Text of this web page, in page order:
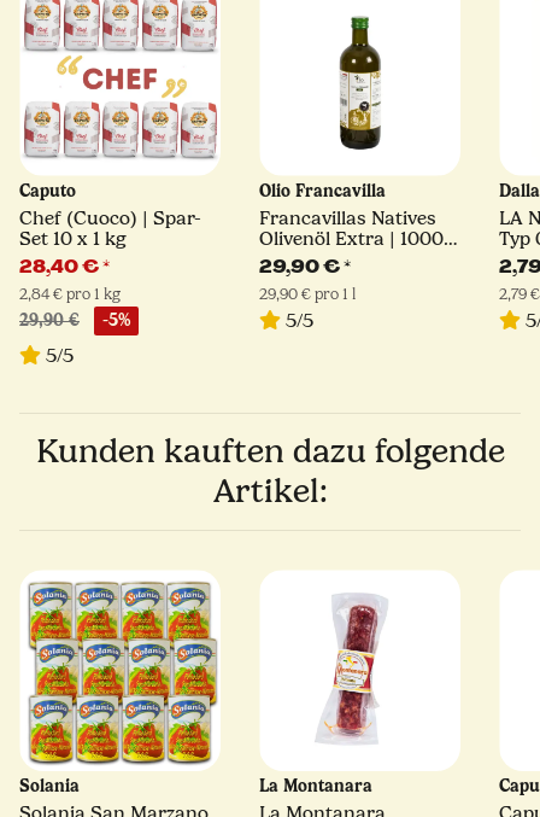
Caputo
Chef (Cuoco) | Spar-
Set 10 x 1 kg
28,40 €*
2,84 € pro 1 kg
29,90 € -5%
5/5
Olio Francavilla
Francavillas Natives
Olivenöl Extra | 1000
ml
29,90 €*
29,90 € pro 1 l
5/5
LA
Typ
2,79
Kunden kauften dazu folgende
Artikel:
Solania La Montanara